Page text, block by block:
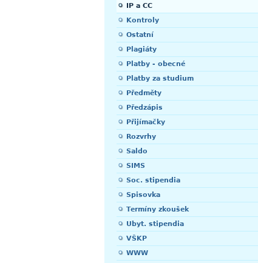
IP a CC
Kontroly
Ostatní
Plagiáty
Platby - obecné
Platby za studium
Předměty
Předzápis
Přijímačky
Rozvrhy
Saldo
SIMS
Soc. stipendia
Spisovka
Termíny zkoušek
Ubyt. stipendia
VŠKP
WWW